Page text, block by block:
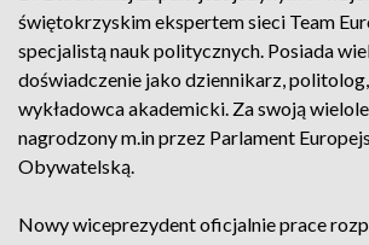
świętokrzyskim ekspertem sieci Team
specjalistą nauk politycznych. Posiada
doświadczenie jako dziennikarz,
wykładowca akademicki. Za swoją
nagrodzony m.in przez Parlament
Obywatelską.
Nowy wiceprezydent oficjalnie prace